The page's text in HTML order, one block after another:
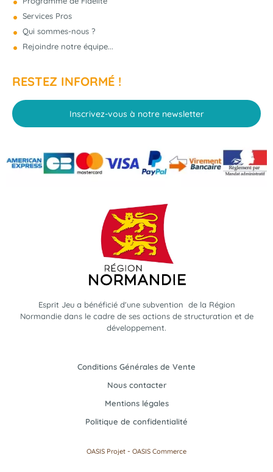
Services Pros
Qui sommes-nous ?
Rejoindre notre équipe...
RESTEZ INFORMÉ !
Inscrivez-vous à notre newsletter
Esprit Jeu a bénéficié d'une subvention de la Région
Normandie dans le cadre de ses actions de structuration et de
développement.
Conditions Générales de Vente
Nous contacter
Mentions légales
Politique de confidentialité
OASIS Projet - OASIS Commerce